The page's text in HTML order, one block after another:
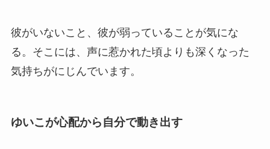
彼がいないこと、彼が弱っていることが気にな
る。そこには、声に惹かれた頃よりも深くなった
気持ちがにじんでいます。
ゆいこが心配から自分で動き出す